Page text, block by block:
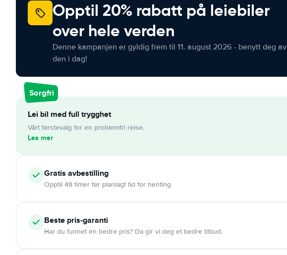
Opptil 20% rabatt på leiebiler
over hele verden
Denne kampanjen er gyldig frem til 11. august 2026 - benytt deg av
den i dag!
Sorgfri
Lei bil med full trygghet
Vårt førstevalg for en problemfri reise.
Les mer
Gratis avbestilling
Opptil 48 timer før planlagt tid for henting
Beste pris-garanti
Har du funnet en bedre pris? Da gir vi deg et bedre tilbud.